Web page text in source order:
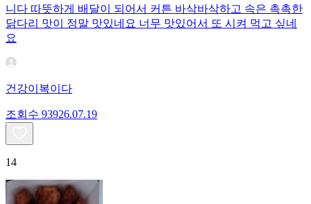
니다 따뜻하게 배달이 되어서 커튼 바삭바삭하고 속은 촉촉한
닭다리 맛이 정말 맛있네요 너무 맛있어서 또 시켜 먹고 싶네
요
건강이복이다
조회수 93926.07.19
14